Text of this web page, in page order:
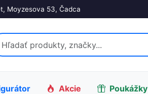
Moyzesova 53, Čadca
Akcie Poukážky